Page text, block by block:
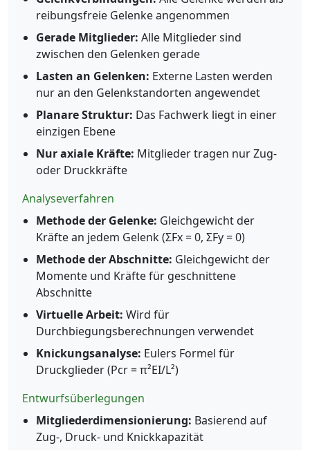
reibungsfreie Gelenke angenommen
Gerade Mitglieder: Alle Mitglieder sind
zwischen den Gelenken gerade
Lasten an Gelenken: Externe Lasten werden
nur an den Gelenkstandorten angewendet
Planare Struktur: Das Fachwerk liegt in einer
einzigen Ebene
Nur axiale Kräfte: Mitglieder tragen nur Zug-
oder Druckkräfte
Analyseverfahren
Methode der Gelenke: Gleichgewicht der
Kräfte an jedem Gelenk (ΣFx = 0, ΣFy = 0)
Methode der Abschnitte: Gleichgewicht der
Momente und Kräfte für geschnittene
Abschnitte
Virtuelle Arbeit: Wird für
Durchbiegungsberechnungen verwendet
Knickungsanalyse: Eulers Formel für
Druckglieder (Pcr = π²EI/L²)
Entwurfsüberlegungen
Mitgliederdimensionierung: Basierend auf
Zug-, Druck- und Knickkapazität